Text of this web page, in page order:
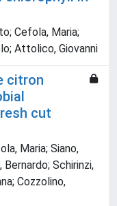
Cefola, Maria;
Attolico, Giovanni
citron
cut
Maria; Siano,
Schirinzi,
Cozzolino,